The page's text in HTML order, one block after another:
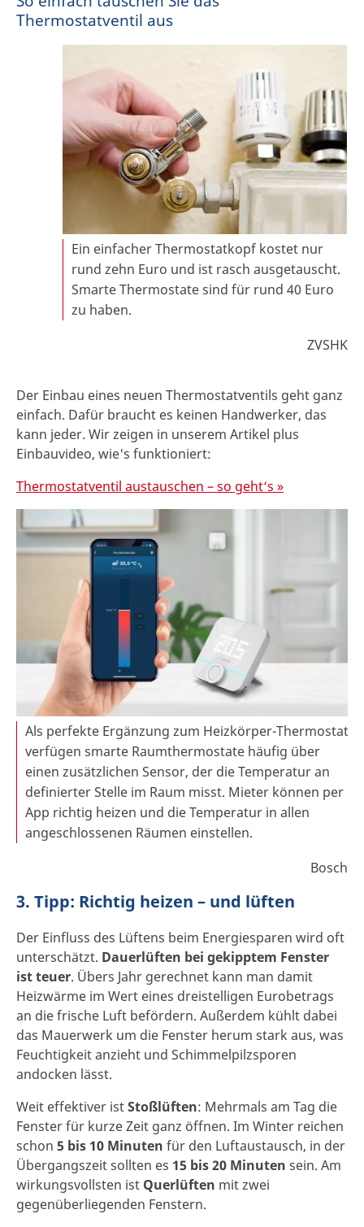
Thermostatventil aus
Ein einfacher Thermostatkopf kostet nur
rund zehn Euro und ist rasch ausgetauscht.
Smarte Thermostate sind für rund 40 Euro
zu haben.
ZVSHK
Der Einbau eines neuen Thermostatventils geht ganz
einfach. Dafür braucht es keinen Handwerker, das
kann jeder. Wir zeigen in unserem Artikel plus
Einbauvideo, wie's funktioniert:
Thermostatventil austauschen – so geht‘s »
Als perfekte Ergänzung zum Heizkörper-Thermostat
verfügen smarte Raumthermostate häufig über
einen zusätzlichen Sensor, der die Temperatur an
definierter Stelle im Raum misst. Mieter können per
App richtig heizen und die Temperatur in allen
angeschlossenen Räumen einstellen.
Bosch
3. Tipp: Richtig heizen – und lüften
Der Einfluss des Lüftens beim Energiesparen wird oft
unterschätzt. Dauerlüften bei gekipptem Fenster
ist teuer. Übers Jahr gerechnet kann man damit
Heizwärme im Wert eines dreistelligen Eurobetrags
an die frische Luft befördern. Außerdem kühlt dabei
das Mauerwerk um die Fenster herum stark aus, was
Feuchtigkeit anzieht und Schimmelpilzsporen
andocken lässt.
Weit effektiver istStoßlüften: Mehrmals am Tag die
Fenster für kurze Zeit ganz öffnen. Im Winter reichen
schon 5 bis 10 Minuten für den Luftaustausch, in der
Übergangszeit sollten es 15 bis 20 Minuten sein. Am
wirkungsvollsten ist Querlüften mit zwei
gegenüberliegenden Fenstern.